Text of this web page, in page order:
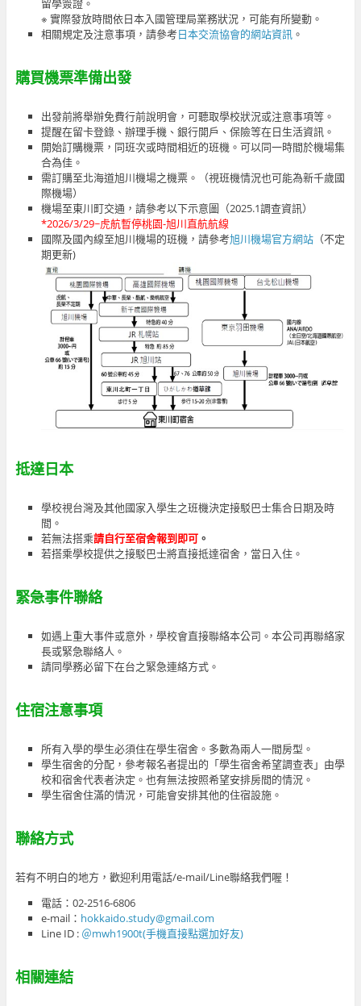
留學簽證。
※ 實際發放時間依日本入國管理局業務狀況，可能有所變動。
相關規定及注意事項，請參考日本交流協會的網站資訊 。
購買機票準備出發
出發前將舉辦免費行前說明會，可聽取學校狀況或注意事項等。
提醒在留卡登錄、辦理手機、銀行開戶、保險等在日生活資訊。
開始訂購機票，同班次或時間相近的班機。可以同一時間於機場集
合為佳。
需訂購至北海道旭川機場之機票。（視班機情況也可能為新千歲國
際機場）
機場至東川町交通，請參考以下示意圖（2025.1調查資訊）
*2026/3/29~虎航暫停桃園-旭川直航航線
國際及國內線至旭川機場的班機，請參考旭川機場官方網站 （不定
期更新)
抵達日本
學校視台灣及其他國家入學生之班機決定接駁巴士集合日期及時
間。
若無法搭乘請自行至宿舍報到即可 。
若搭乘學校提供之接駁巴士將直接抵達宿舍，當日入住。
緊急事件聯絡
如遇上重大事件或意外，學校會直接聯絡本公司。本公司再聯絡家
長或緊急聯絡人。
請同學務必留下在台之緊急連絡方式。
住宿注意事項
所有入學的學生必須住在學生宿舍。多數為兩人一間房型。
學生宿舍的分配，參考報名者提出的「學生宿舍希望調查表」由學
校和宿舍代表者決定。也有無法按照希望安排房間的情況。
學生宿舍住滿的情況，可能會安排其他的住宿設施。
聯絡方式
若有不明白的地方，歡迎利用電話/e-mail/Line聯絡我們喔！
電話：02-2516-6806
e-mail： hokkaido.study@gmail.com
Line ID : ＠mwh1900t(手機直接點選加好友)
相關連結